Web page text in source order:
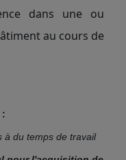
dans une ou
au cours de
:
à du temps de travail